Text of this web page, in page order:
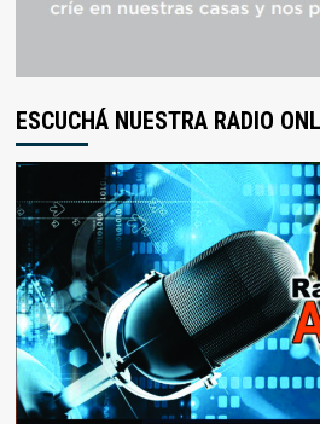
ESCUCHÁ NUESTRA RADIO